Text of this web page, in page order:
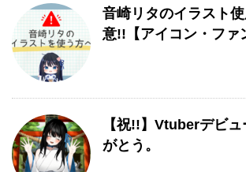
音崎リタのイラスト
意!!【アイコン・ファ
【祝!!】Vtuberデビ
がとう。